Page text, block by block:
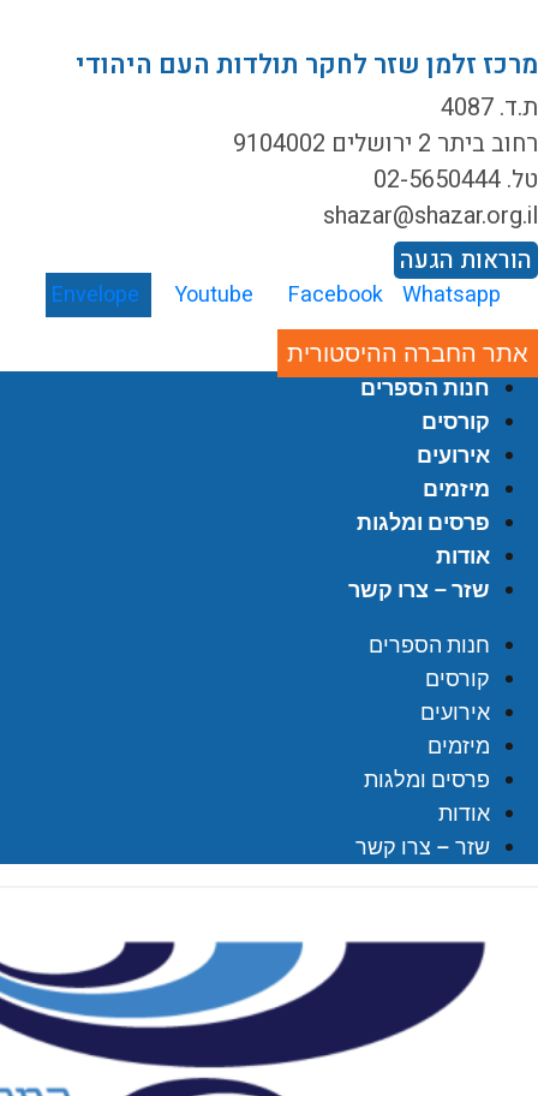
זלמן שזר לחקר תולדות העם היהודי
4087
ביתר 2 ירושלים 9104002
הגעה
Envelope Youtube Facebook Whatsapp
אתר החברה ההיסטורית
חנות הספרים
קורסים
אירועים
מיזמים
פרסים ומלגות
אודות
שזר – צרו קשר
חנות הספרים
קורסים
אירועים
מיזמים
פרסים ומלגות
אודות
שזר – צרו קשר